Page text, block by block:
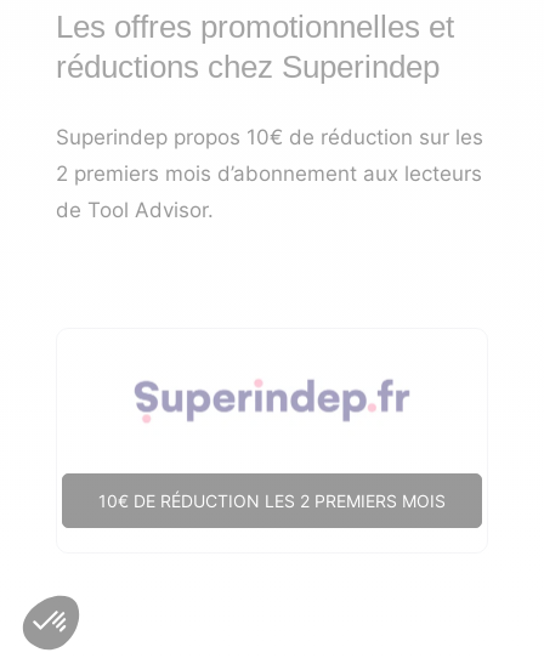
Les offres promotionnelles et
réductions chez Superindep
Superindep propos 10€ de réduction sur les
2 premiers mois d’abonnement aux lecteurs
de Tool Advisor.
10€ DE RÉDUCTION LES 2 PREMIERS MOIS